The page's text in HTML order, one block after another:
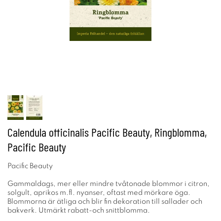
Calendula officinalis Pacific Beauty, Ringblomma,
Pacific Beauty
Pacific Beauty
Gammaldags, mer eller mindre tvåtonade blommor i citron,
solgult, aprikos m.fl. nyanser, oftast med mörkare öga.
Blommorna är ätliga och blir fin dekoration till sallader och
bakverk. Utmärkt rabatt-och snittblomma.